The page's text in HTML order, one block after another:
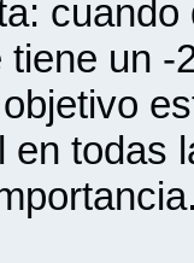
un
en todas